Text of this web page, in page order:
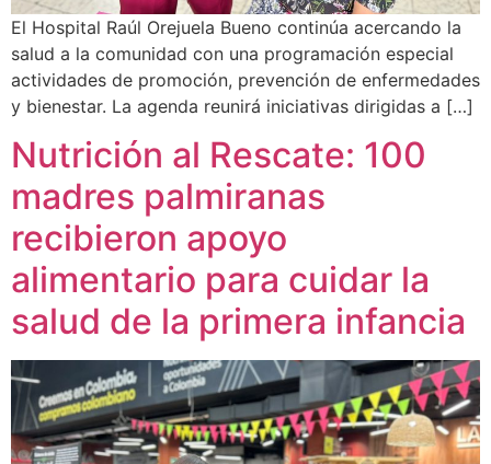
El Hospital Raúl Orejuela Bueno continúa acercando la
salud a la comunidad con una programación especial
actividades de promoción, prevención de enfermedades
y bienestar. La agenda reunirá iniciativas dirigidas a […]
Nutrición al Rescate: 100
madres palmiranas
recibieron apoyo
alimentario para cuidar la
salud de la primera infancia